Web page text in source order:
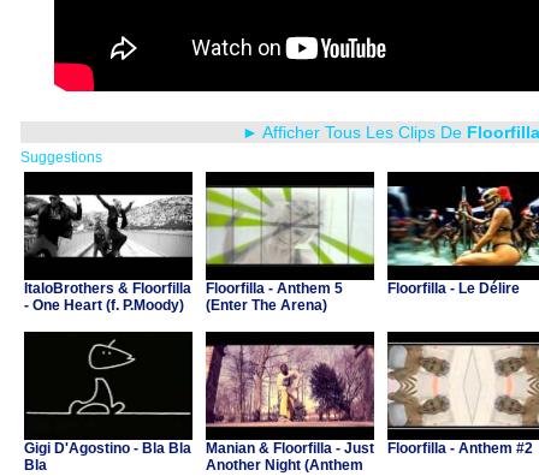
► Afficher Tous Les Clips De Floorfilla
Suggestions
ItaloBrothers & Floorfilla
- One Heart (f. P.Moody)
Floorfilla - Anthem 5
(Enter The Arena)
Floorfilla - Le Délire
Gigi D'Agostino - Bla Bla
Bla
Manian & Floorfilla - Just
Another Night (Anthem
Floorfilla - Anthem #2